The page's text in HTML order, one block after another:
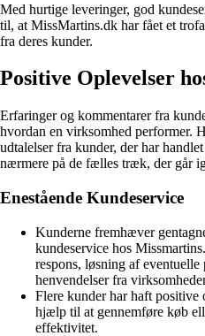
Med hurtige leveringer, god
til, at MissMartins.dk har fået et
fra deres kunder.
Positive Oplevelser
Erfaringer og kommentarer fra
hvordan en virksomhed performer.
udtalelser fra kunder, der har
nærmere på de fælles træk, der går
Enestående Kundeservice
Kunderne fremhæver
kundeservice hos
respons, løsning af
henvendelser fra
Flere kunder har haft positive
hjælp til at gennemføre køb
effektivitet.